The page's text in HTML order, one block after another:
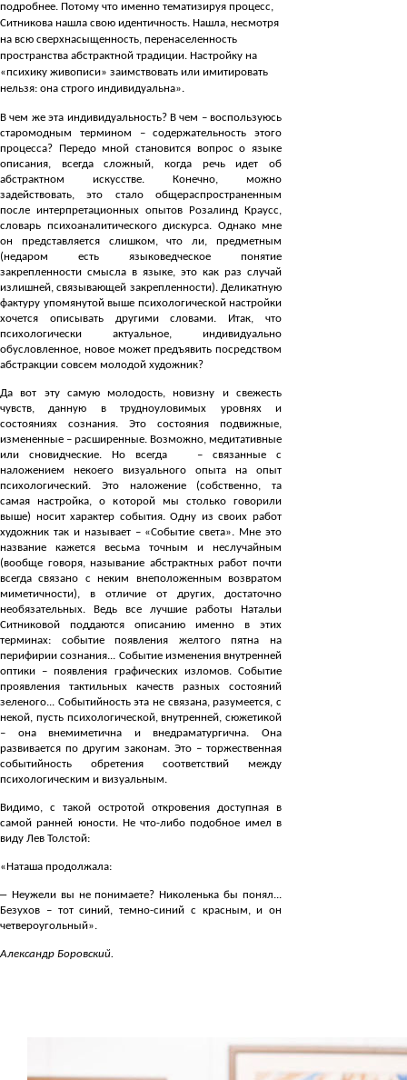
подробнее. Потому что именно тематизируя процесс,
Ситникова нашла свою идентичность. Нашла, несмотря
на всю сверхнасыщенность, перенаселенность
пространства абстрактной традиции. Настройку на
«психику живописи» заимствовать или имитировать
нельзя: она строго индивидуальна».
В чем же эта индивидуальность? В чем – воспользуюсь
старомодным термином – содержательность этого
процесса? Передо мной становится вопрос о языке
описания, всегда сложный, когда речь идет об
абстрактном искусстве. Конечно, можно
задействовать, это стало общераспространенным
после интерпретационных опытов Розалинд Краусс,
словарь психоаналитического дискурса. Однако мне
он представляется слишком, что ли, предметным
(недаром есть языковедческое понятие
закрепленности смысла в языке, это как раз случай
излишней, связывающей закрепленности). Деликатную
фактуру упомянутой выше психологической настройки
хочется описывать другими словами. Итак, что
психологически актуальное, индивидуально
обусловленное, новое может предъявить посредством
абстракции совсем молодой художник?
Да вот эту самую молодость, новизну и свежесть
чувств, данную в трудноуловимых уровнях и
состояниях сознания. Это состояния подвижные,
измененные – расширенные. Возможно, медитативные
или сновидческие. Но всегда – связанные с
наложением некоего визуального опыта на опыт
психологический. Это наложение (собственно, та
самая настройка, о которой мы столько говорили
выше) носит характер события. Одну из своих работ
художник так и называет – «Событие света». Мне это
название кажется весьма точным и неслучайным
(вообще говоря, называние абстрактных работ почти
всегда связано с неким внеположенным возвратом
миметичности), в отличие от других, достаточно
необязательных. Ведь все лучшие работы Натальи
Ситниковой поддаются описанию именно в этих
терминах: событие появления желтого пятна на
перифирии сознания... Событие изменения внутренней
оптики – появления графических изломов. Событие
проявления тактильных качеств разных состояний
зеленого... Событийность эта не связана, разумеется, с
некой, пусть психологической, внутренней, сюжетикой
– она внемиметична и внедраматургична. Она
развивается по другим законам. Это – торжественная
событийность обретения соответствий между
психологическим и визуальным.
Видимо, с такой остротой откровения доступная в
самой ранней юности. Не что-либо подобное имел в
виду Лев Толстой:
«Наташа продолжала:
– Неужели вы не понимаете? Николенька бы понял...
Безухов – тот синий, темно-синий с красным, и он
четвероугольный».
Александр Боровский.